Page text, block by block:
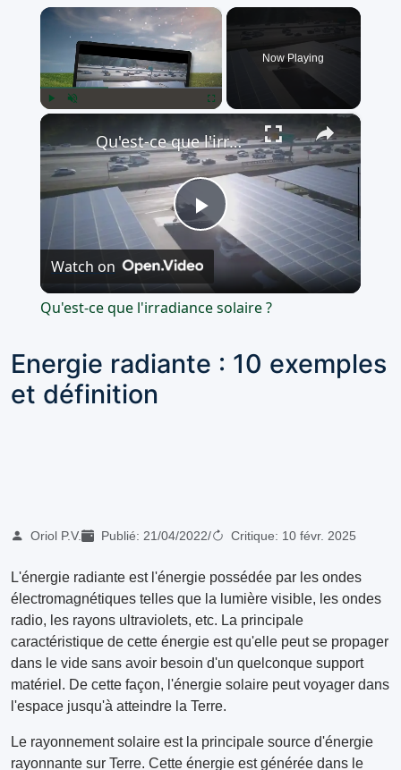
×
Now Playing
×
Play
Video
Qu'est-ce que l'irradiance solaire ?
Watch on
Qu'est-ce que l'irradiance solaire ?
Energie radiante : 10 exemples
et définition
Oriol P.V. Publié: 21/04/2022/ Critique: 10 févr. 2025
L'énergie radiante est l'énergie possédée par les ondes
électromagnétiques telles que la lumière visible, les ondes
radio, les rayons ultraviolets, etc. La principale
caractéristique de cette énergie est qu'elle peut se propager
dans le vide sans avoir besoin d'un quelconque support
matériel. De cette façon, l'énergie solaire peut voyager dans
l'espace jusqu'à atteindre la Terre.
Le rayonnement solaire est la principale source d'énergie
rayonnante sur Terre. Cette énergie est générée dans le